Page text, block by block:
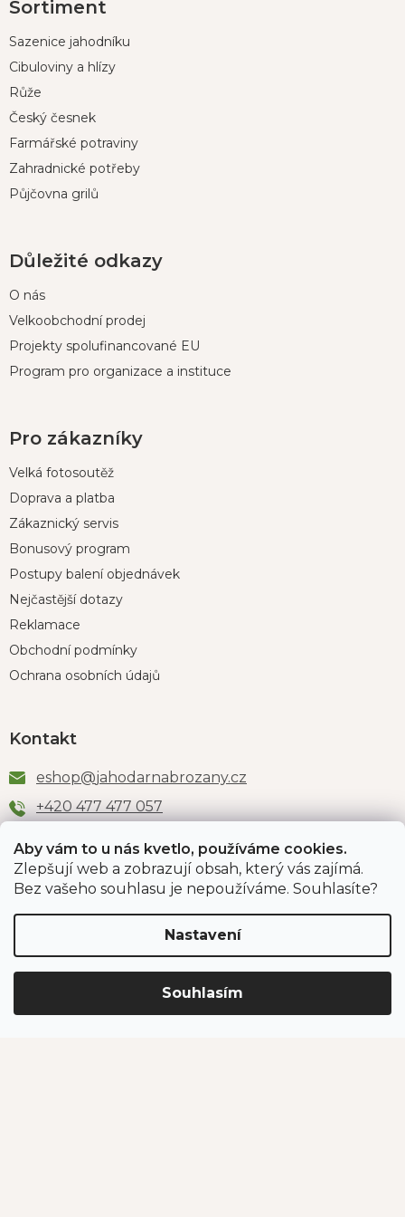
Aby vám to u nás kvetlo, používáme cookies.
Zlepšují web a zobrazují obsah, který vás zajímá.
Bez vašeho souhlasu je nepoužíváme. Souhlasíte?
Nastavení
Souhlasím
á
a
Sortiment
Sazenice jahodníku
Cibuloviny a hlízy
Růže
Český česnek
Farmářské potraviny
Zahradnické potřeby
Půjčovna grilů
Důležité odkazy
O nás
Velkoobchodní prodej
Projekty spolufinancované EU
Program pro organizace a instituce
Pro zákazníky
Velká fotosoutěž
Doprava a platba
Zákaznický servis
Bonusový program
Postupy balení objednávek
Nejčastější dotazy
Reklamace
Obchodní podmínky
Ochrana osobních údajů
Kontakt
eshop@jahodarnabrozany.cz
+420 477 477 057
Odběr newsletteru
PŘIHLÁSIT SE